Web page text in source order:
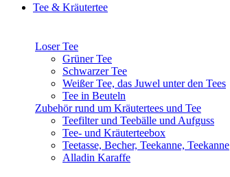
Tee & Kräutertee
Loser Tee
Grüner Tee
Schwarzer Tee
Weißer Tee, das Juwel unter den Tees
Tee in Beuteln
Zubehör rund um Kräutertees und Tee
Teefilter und Teebälle und Aufguss
Tee- und Kräuterteebox
Teetasse, Becher, Teekanne, Teekanne
Alladin Karaffe